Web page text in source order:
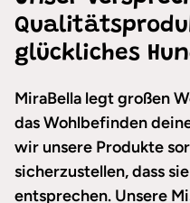
glückliches
MiraBella legt großen
das Wohlbefinden
wir unsere Produkte
sicherzustellen, dass
entsprechen. Unsere